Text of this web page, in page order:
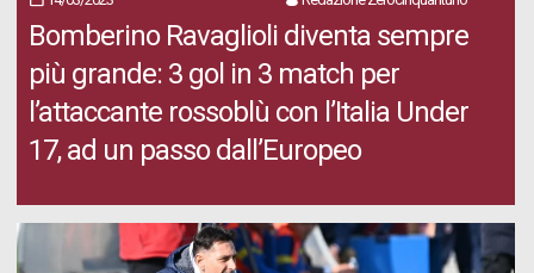
Bomberino Ravaglioli diventa sempre
più grande: 3 gol in 3 match per
l’attaccante rossoblù con l’Italia Under
17, ad un passo dall’Europeo